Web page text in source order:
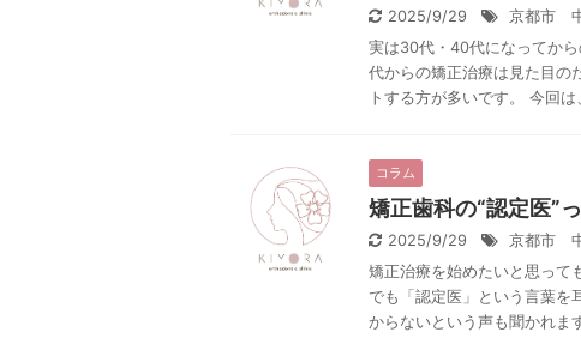
2025/9/29 京都市
実は30代・40代になってか
代からの矯正治療は見た目の
トする方が多いです。 今回
コラム
矯正歯科の“認定医”
2025/9/29 京都市
矯正治療を始めたいと思って
でも「認定医」という言葉を
からないという声も聞かれま